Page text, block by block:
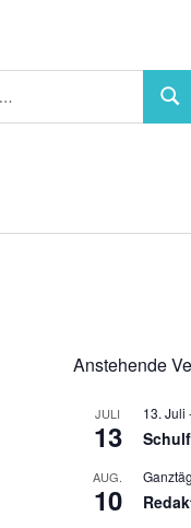
Anstehende
JULI
13
13. Juli
AUG.
10